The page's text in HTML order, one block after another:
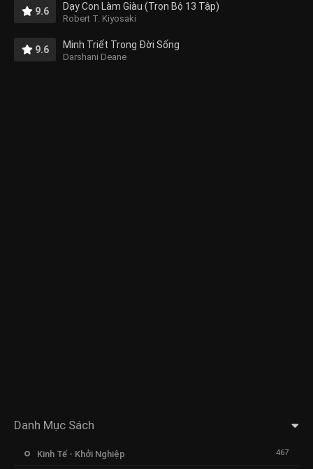
9.6 Dạy Con Làm Giàu (Trọn Bộ 13 Tập)
Robert T. Kiyosaki
9.6 Minh Triết Trong Đời Sống
Darshani Deane
Danh Mục Sách
Kinh Tế - Khởi Nghiệp 467